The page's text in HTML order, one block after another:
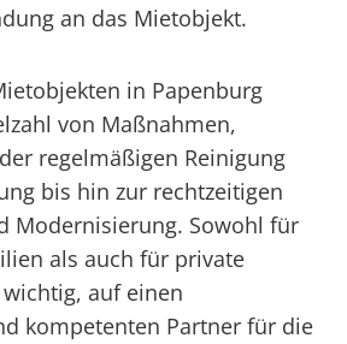
an das Mietobjekt.
in Papenburg
von Maßnahmen,
regelmäßigen Reinigung
bis hin zur rechtzeitigen
Modernisierung. Sowohl für
als auch für private
auf einen
kompetenten Partner für die